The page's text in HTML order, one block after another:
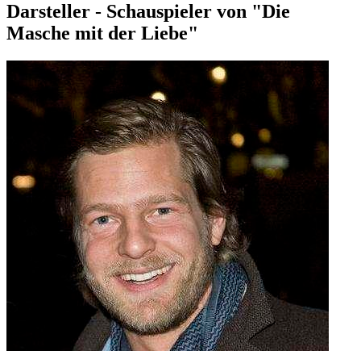
Darsteller - Schauspieler von "Die
Masche mit der Liebe"